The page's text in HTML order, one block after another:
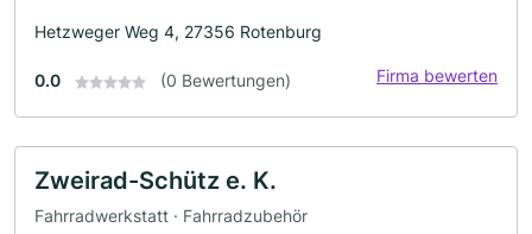
Hetzweger Weg 4, 27356 Rotenburg
0.0 (0 Bewertungen) Firma bewerten
Zweirad-Schütz e. K.
Fahrradwerkstatt · Fahrradzubehör